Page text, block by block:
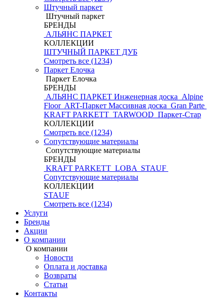
Штучный паркет
Штучный паркет
БРЕНДЫ
АЛЬЯНС ПАРКЕТ
КОЛЛЕКЦИИ
ШТУЧНЫЙ ПАРКЕТ ДУБ
Смотреть все (1234)
Паркет Елочка
Паркет Елочка
БРЕНДЫ
АЛЬЯНС ПАРКЕТ Инженерная доска Alpine
Floor ART-Паркет Массивная доска Gran Parte
KRAFT PARKETT TARWOOD Паркет-Стар
КОЛЛЕКЦИИ
Смотреть все (1234)
Сопутствующие материалы
Сопутствующие материалы
БРЕНДЫ
KRAFT PARKETT LOBA STAUF
Сопутствующие материалы
КОЛЛЕКЦИИ
STAUF
Смотреть все (1234)
Услуги
Бренды
Акции
О компании
О компании
Новости
Оплата и доставка
Возвраты
Статьи
Контакты